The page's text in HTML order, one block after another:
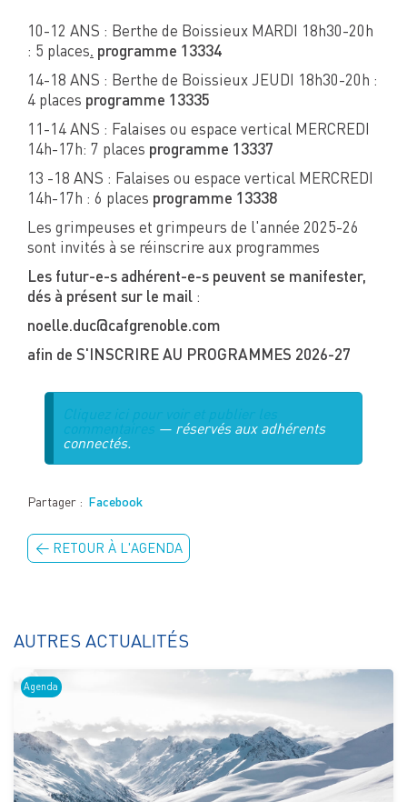
10-12 ANS : Berthe de Boissieux MARDI 18h30-20h
: 5 places. programme 13334
14-18 ANS : Berthe de Boissieux JEUDI 18h30-20h :
4 places programme 13335
11-14 ANS : Falaises ou espace vertical MERCREDI
14h-17h: 7 places programme 13337
13 -18 ANS : Falaises ou espace vertical MERCREDI
14h-17h : 6 places programme 13338
Les grimpeuses et grimpeurs de l'année 2025-26
sont invités à se réinscrire aux programmes
Les futur-e-s adhérent-e-s peuvent se manifester,
dés à présent sur le mail :
noelle.duc@cafgrenoble.com
afin de S'INSCRIRE AU PROGRAMMES 2026-27
Cliquez ici pour voir et publier les
commentaires — réservés aux adhérents
connectés.
Partager : Facebook
← RETOUR À L'AGENDA
AUTRES ACTUALITÉS
Agenda